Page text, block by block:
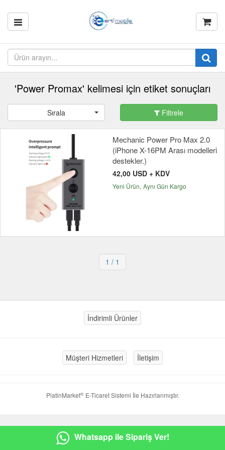
'Power Promax' kelimesi için etiket sonuçları
Sırala Filtrele
Mechanic Power Pro Max 2.0
(iPhone X-16PM Arası modelleri
destekler.)
42,00 USD + KDV
Yeni Ürün Aynı Gün Kargo
1 / 1
İndirimli Ürünler
Müşteri Hizmetleri İletişim
PlatinMarket®E-Ticaret Sistemi İle Hazırlanmıştır.
Whatsapp ile Sipariş Ver!